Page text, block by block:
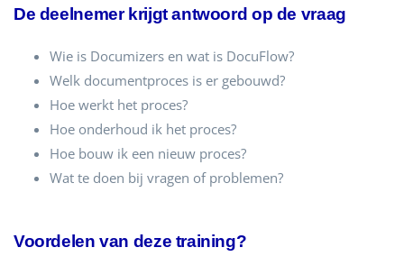
De deelnemer krijgt antwoord op de vraag
Wie is Documizers en wat is DocuFlow?
Welk documentproces is er gebouwd?
Hoe werkt het proces?
Hoe onderhoud ik het proces?
Hoe bouw ik een nieuw proces?
Wat te doen bij vragen of problemen?
Voordelen van deze training?